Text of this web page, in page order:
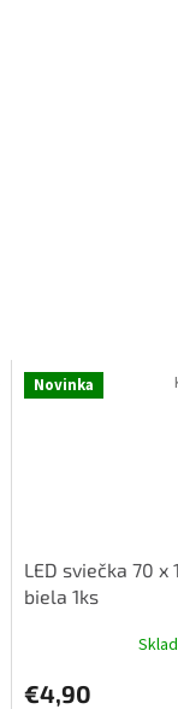
Novinka
LED sviečka 70 x
biela 1ks
€4,90